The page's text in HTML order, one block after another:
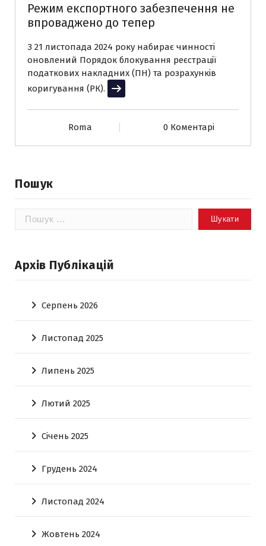
Режим експортного забезпечення не
впроваджено до тепер
З 21 листопада 2024 року набирає чинності
оновлений Порядок блокування реєстрації
податкових накладних (ПН) та розрахунків
коригування (РК).
Читати далі
Roma 0 Коментарі
Пошук
Пошук:
Архів Публікацій
Серпень 2026
Листопад 2025
Липень 2025
Лютий 2025
Січень 2025
Грудень 2024
Листопад 2024
Жовтень 2024